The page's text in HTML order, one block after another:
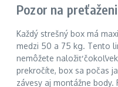
Pozor na
Každý strešný box má
medzi 50 a 75 kg. Tento
nemôžete naložiť
prekročíte, box sa počas
závesy aj montážne